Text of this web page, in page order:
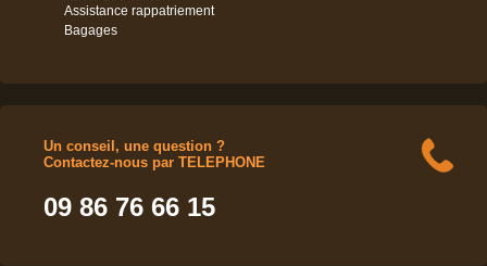
Assistance rappatriement
Bagages
Un conseil, une question ?
Contactez-nous par TELEPHONE
09 86 76 66 15